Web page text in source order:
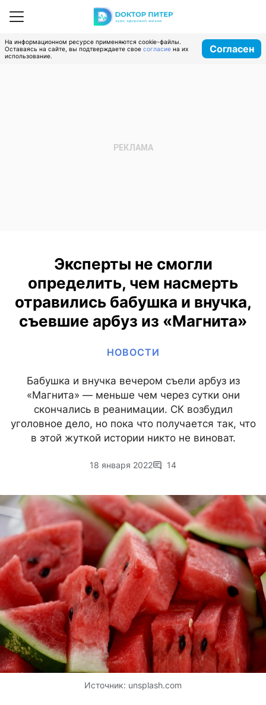
На информационном ресурсе применяются cookie-файлы.
Оставаясь на сайте, вы подтверждаете свое согласие на их
использование.
Согласен
Эксперты не смогли
определить, чем насмерть
отравились бабушка и внучка,
съевшие арбуз из «Магнита»
НОВОСТИ
Бабушка и внучка вечером съели арбуз из
«Магнита» — меньше чем через сутки они
скончались в реанимации. СК возбудил
уголовное дело, но пока что получается так, что
в этой жуткой истории никто не виноват.
18 января 2022 14
Источник: unsplash.com